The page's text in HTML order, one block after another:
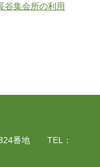
谷集会所の利用
324番地 TEL：